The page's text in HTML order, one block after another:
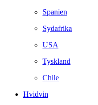
Spanien
Sydafrika
USA
Tyskland
Chile
Hvidvin